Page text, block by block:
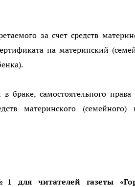
за счет средств
на материнский
самостоятельного права
материнского
для читателей газеты